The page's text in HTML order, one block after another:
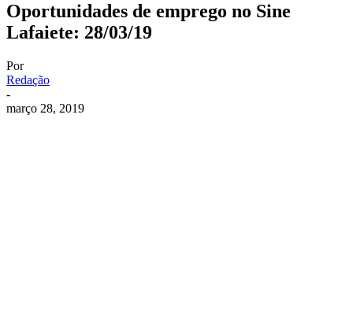
Oportunidades de emprego no Sine
Lafaiete: 28/03/19
Por
Redação
-
março 28, 2019